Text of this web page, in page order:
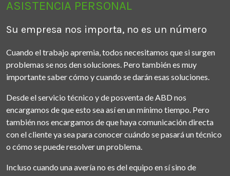
ASISTENCIA PERSONAL
Su empresa nos importa, no es un número
Cuando el trabajo apremia, todos necesitamos que si surgen
problemas se nos den soluciones. Pero también es muy
importante saber cómo y cuando se darán esas soluciones.
Desde el servicio técnico y de posventa de ABD nos
encargamos de que esto sea así en un mínimo tiempo. Pero
también nos encargamos de que haya comunicación directa
con el cliente ya sea para conocer cuándo se pasará un técnico
o cómo se puede resolver un problema.
Incluso cuando una avería no es del equipo en sí sino de